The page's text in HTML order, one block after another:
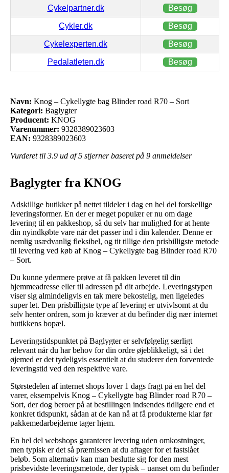
Cykelpartner.dk Besøg
Cykler.dk Besøg
Cykelexperten.dk Besøg
Pedalatleten.dk Besøg
Navn: Knog – Cykellygte bag Blinder road R70 – Sort
Kategori: Baglygter
Producent: KNOG
Varenummer: 9328389023603
EAN: 9328389023603
Vurderet til 3.9 ud af 5 stjerner baseret på 9 anmeldelser
Baglygter fra KNOG
Adskillige butikker på nettet tildeler i dag en hel del forskellige
leveringsformer. En der er meget populær er nu om dage
levering til en pakkeshop, så du selv har mulighed for at hente
din nyindkøbte vare når det passer ind i din kalender. Denne er
nemlig usædvanlig fleksibel, og tit tillige den prisbilligste metode
til levering ved køb af Knog – Cykellygte bag Blinder road R70
– Sort.
Du kunne ydermere prøve at få pakken leveret til din
hjemmeadresse eller til adressen på dit arbejde. Leveringstypen
viser sig almindeligvis en tak mere bekostelig, men ligeledes
super let. Den prisbilligste type af levering er utvivlsomt at du
selv henter ordren, som jo kræver at du befinder dig nær internet
butikkens bopæl.
Leveringstidspunktet på Baglygter er selvfølgelig særligt
relevant når du har behov for din ordre øjeblikkeligt, så i det
øjemed er det tydeligvis essentielt at du studerer den forventede
leveringstid ved den respektive vare.
Størstedelen af internet shops lover 1 dags fragt på en hel del
varer, eksempelvis Knog – Cykellygte bag Blinder road R70 –
Sort, der dog beroer på at bestillingen indsendes tidligere end et
konkret tidspunkt, sådan at de kan nå at få produkterne klar før
pakkemedarbejderne tager hjem.
En hel del webshops garanterer levering uden omkostninger,
men typisk er det så præmissen at du aftager for et fastslået
beløb. Som alternativ kan man beslutte sig for den mest
prisbevidste leveringsmetode, der typisk – uanset om du befinder